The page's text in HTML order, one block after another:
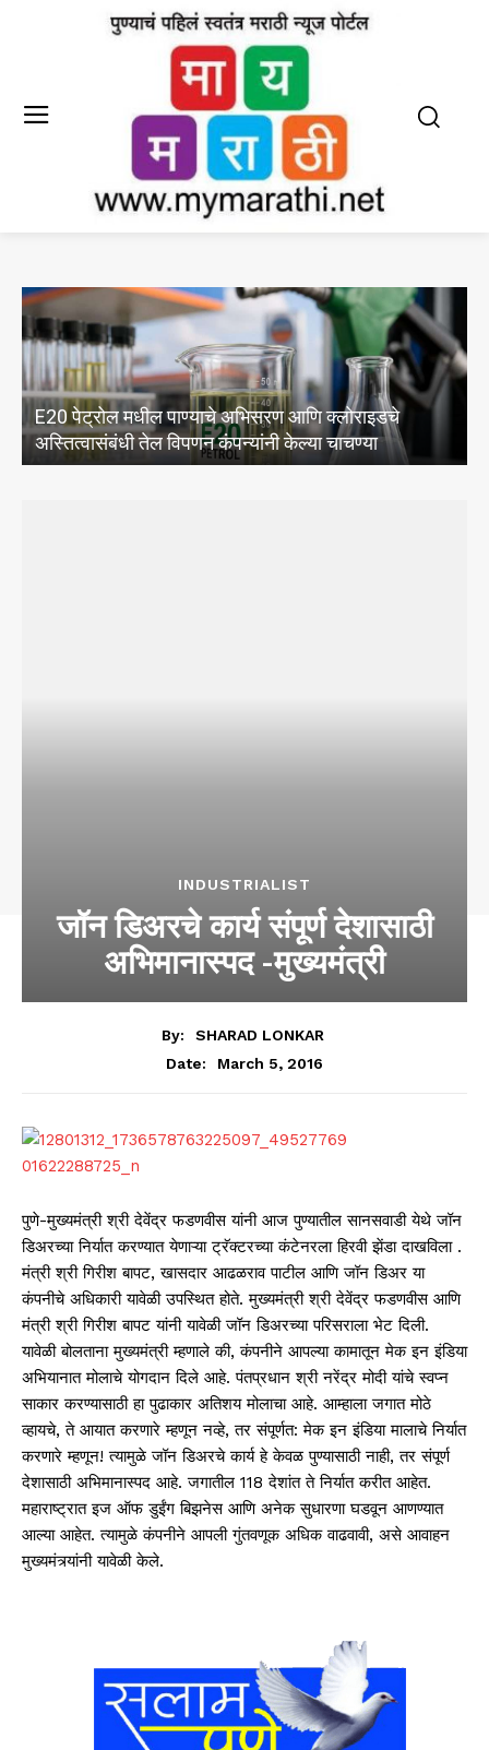
E20 पेट्रोल मधील पाण्याचे अभिसरण आणि क्लोराइडचे
अस्तित्वासंबंधी तेल विपणन कंपन्यांनी केल्या चाचण्या
INDUSTRIALIST
जॉन डिअरचे कार्य संपूर्ण देशासाठी
अभिमानास्पद -मुख्यमंत्री
By:
SHARAD LONKAR
Date:
March 5, 2016
पुणे-मुख्यमंत्री श्री देवेंद्र फडणवीस यांनी आज पुण्यातील सानसवाडी येथे जॉन
डिअरच्या निर्यात करण्यात येणाऱ्या ट्रॅक्टरच्या कंटेनरला हिरवी झेंडा दाखविला .
मंत्री श्री गिरीश बापट, खासदार आढळराव पाटील आणि जॉन डिअर या
कंपनीचे अधिकारी यावेळी उपस्थित होते. मुख्यमंत्री श्री देवेंद्र फडणवीस आणि
मंत्री श्री गिरीश बापट यांनी यावेळी जॉन डिअरच्या परिसराला भेट दिली.
यावेळी बोलताना मुख्यमंत्री म्हणाले की, कंपनीने आपल्या कामातून ‪मेक इन इंडिया
अभियानात मोलाचे योगदान दिले आहे. पंतप्रधान श्री नरेंद्र मोदी यांचे स्वप्न
साकार करण्यासाठी हा पुढाकार अतिशय मोलाचा आहे. आम्हाला जगात मोठे
व्हायचे, ते आयात करणारे म्हणून नव्हे, तर संपूर्णत: मेक इन इंडिया मालाचे निर्यात
करणारे म्हणून! त्यामुळे जॉन डिअरचे कार्य हे केवळ पुण्यासाठी नाही, तर संपूर्ण
देशासाठी अभिमानास्पद आहे. जगातील 118 देशांत ते निर्यात करीत आहेत.
महाराष्ट्रात इज ऑफ डुईंग बिझनेस आणि अनेक सुधारणा घडवून आणण्यात
आल्या आहेत. त्यामुळे कंपनीने आपली गुंतवणूक अधिक वाढवावी, असे आवाहन
मुख्यमंत्र्यांनी यावेळी केले.